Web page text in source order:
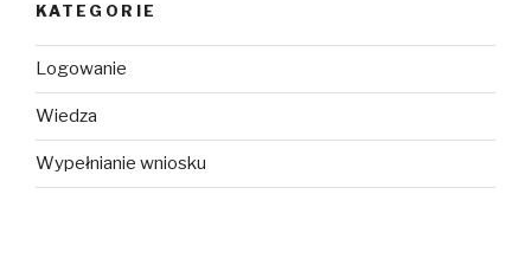
KATEGORIE
Logowanie
Wiedza
Wypełnianie wniosku